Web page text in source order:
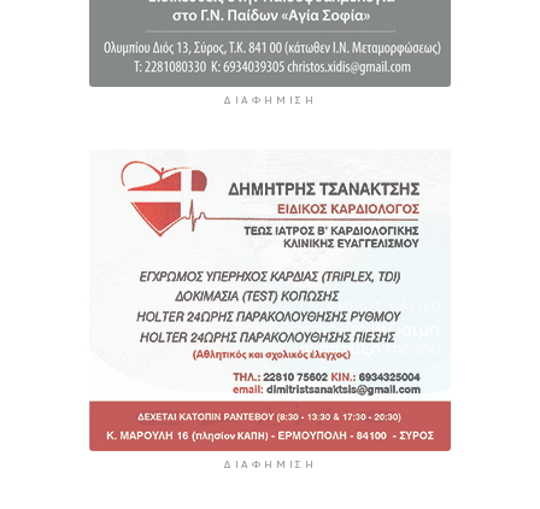
ΔΙΑΦΉΜΙΣΗ
ΔΙΑΦΉΜΙΣΗ